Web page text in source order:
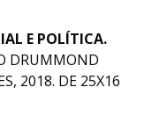
E POLÍTICA.
DRUMMOND
2018. DE 25X16